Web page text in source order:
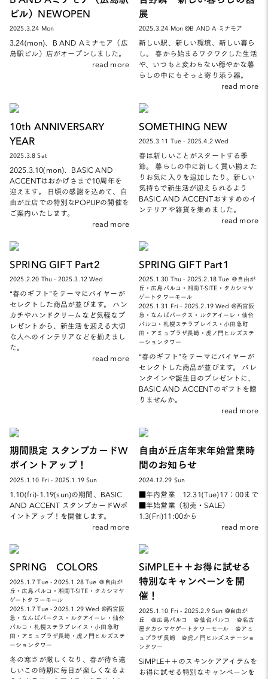
ビル）NEWOPEN
2025.3.24 Mon
3.24(mon)、B AND Aミナモア（広
島駅ビル）店がオープンしました。
read more
展
2025.3.24 Mon @B AND A ミナモア
新しい駅、新しい環境、新しい暮ら
し。 春から始まるワクワクした生活
や、いつもと変わらない穏やかな暮
らしの中にもそっと寄り添う器。
read more
10th ANNIVERSARY
YEAR
2025.3.8 Sat
2025.3.10(mon)、BASIC AND
ACCENTはおかげさまで10周年を
迎えます。 日頃の感謝を込めて、自
由が丘店での特別なPOPUPの開催を
ご案内いたします。
read more
SOMETHING NEW
2025.3.11 Tue - 2025.4.2 Wed
春は新しいことがスタートする季
節。 暮らしの中に新しく買い揃えた
りお気に入りを追加したり。新しい
気持ちで新生活が迎えられるよう
BASIC AND ACCENTおすすめのイ
ンテリアや雑貨を集めました。
read more
SPRING GIFT Part2
2025.2.20 Thu - 2025.3.12 Wed
“春のギフト”をテーマにバイヤーが
セレクトした商品が並びます。 ハン
カチやハンドクリームなど気軽なプ
レゼントから、新生活を迎える大切
な人へのインテリアなどを揃えまし
た。
read more
SPRING GIFT Part1
2025.1.30 Thu - 2025.2.18 Tue ＠自由が
丘・広島パルコ・湘南T-SITE・タカシマヤ
ゲートタワーモール
2025.1.31 Fri - 2025.2.19 Wed @西宮阪
急・なんばパークス・ルクアイーレ・仙台
パルコ・札幌ステラプレイス・小田急町
田・アミュプラザ長崎・虎ノ門ヒルズステ
ーションタワー
“春のギフト”をテーマにバイヤーが
セレクトした商品が並びます。 バレ
ンタインや誕生日のプレゼントに、
BASIC AND ACCENTのギフトを贈
りませんか。
read more
期間限定 スタンプカードW
ポイントアップ！
2025.1.10 Fri - 2025.1.19 Sun
1.10(fri)-1.19(sun)の期間、BASIC
AND ACCENT スタンプカードWポ
イントアップ！を開催します。
read more
自由が丘店年末年始営業時
間のお知らせ
2024.12.29 Sun
■年内営業 12.31(Tue)17：00まで
■年始営業（初売・SALE）
1.3(Fri)11:00から
read more
SPRING COLORS
2025.1.7 Tue - 2025.1.28 Tue ＠自由が
丘・広島パルコ・湘南T-SITE・タカシマヤ
ゲートタワーモール
2025.1.7 Tue - 2025.1.29 Wed @西宮阪
急・なんばパークス・ルクアイーレ・仙台
パルコ・札幌ステラプレイス・小田急町
田・アミュプラザ長崎・虎ノ門ヒルズステ
ーションタワー
冬の寒さが厳しくなり、春が待ち遠
しいこの時期に毎日が楽しくなるよ
SiMPLE＋＋お得に試せる
特別なキャンペーンを開
催！
2025.1.10 Fri - 2025.2.9 Sun @自由が
丘 ＠広島パルコ ＠仙台パルコ ＠名古
屋タカシマヤゲートタワーモール ＠アミ
ュプラザ長崎 ＠虎ノ門ヒルズステーショ
ンタワー
SiMPLE＋＋のスキンケアアイテムを
お得に試せる特別なキャンペーンを